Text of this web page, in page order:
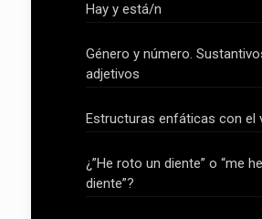
Hay y está/n
Género y número.
adjetivos
Estructuras enfáticas con el
¿”He roto un diente” o “me
diente”?